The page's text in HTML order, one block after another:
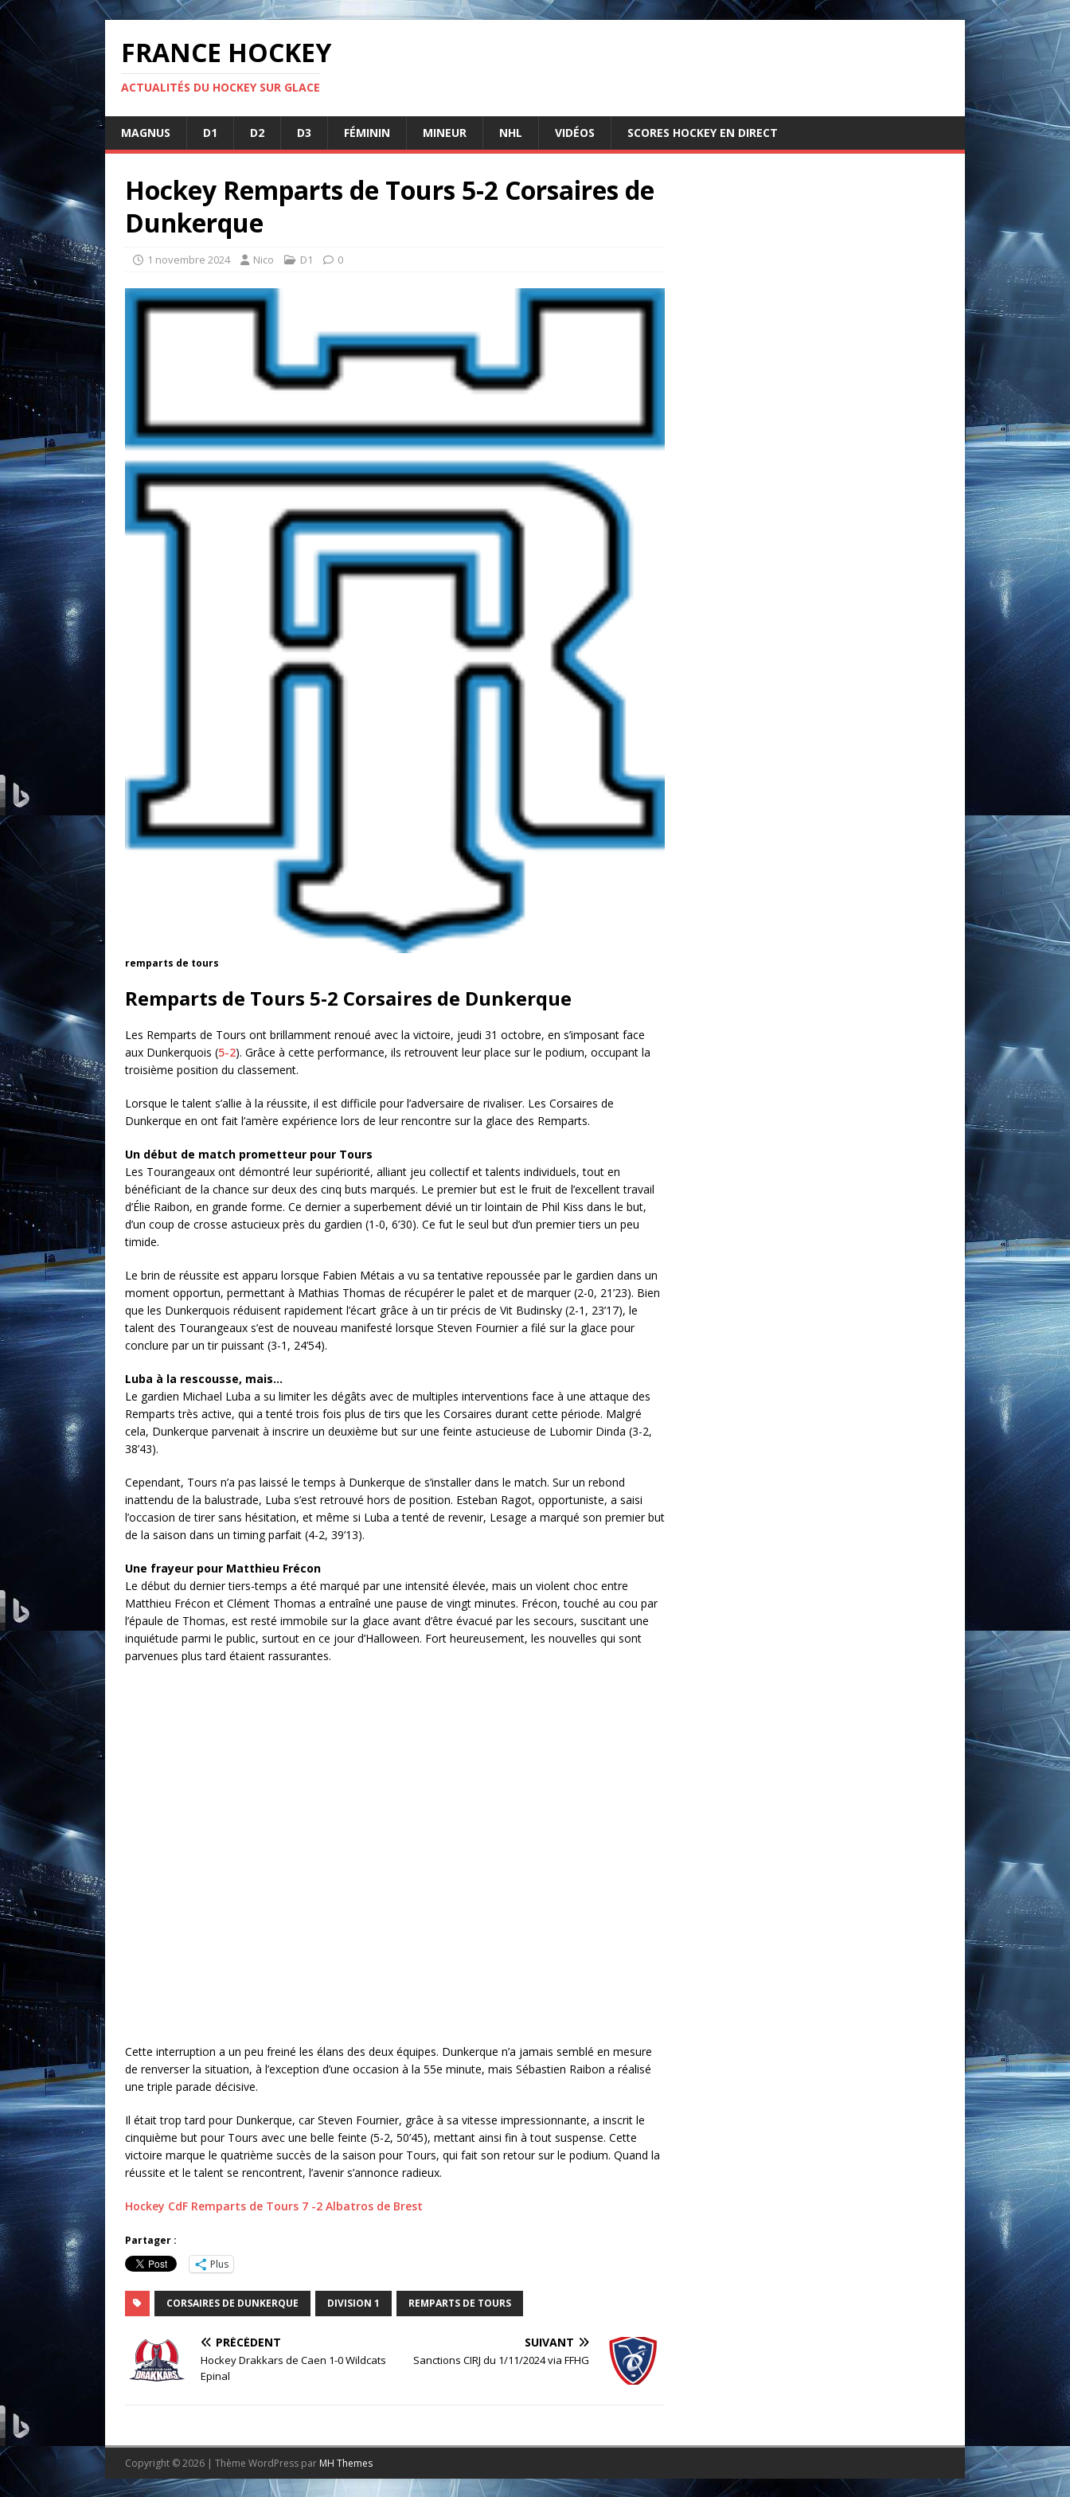
FRANCE HOCKEY
ACTUALITÉS DU HOCKEY SUR GLACE
MAGNUS D1 D2 D3 FÉMININ MINEUR NHL VIDÉOS SCORES HOCKEY EN DIRECT
Hockey Remparts de Tours 5-2 Corsaires de
Dunkerque
1 novembre 2024 Nico D1 0
remparts de tours
Remparts de Tours 5-2 Corsaires de Dunkerque
Les Remparts de Tours ont brillamment renoué avec la victoire, jeudi 31 octobre, en s’imposant face
aux Dunkerquois (5-2). Grâce à cette performance, ils retrouvent leur place sur le podium, occupant la
troisième position du classement.
Lorsque le talent s’allie à la réussite, il est difficile pour l’adversaire de rivaliser. Les Corsaires de
Dunkerque en ont fait l’amère expérience lors de leur rencontre sur la glace des Remparts.
Un début de match prometteur pour Tours
Les Tourangeaux ont démontré leur supériorité, alliant jeu collectif et talents individuels, tout en
bénéficiant de la chance sur deux des cinq buts marqués. Le premier but est le fruit de l’excellent travail
d’Élie Raibon, en grande forme. Ce dernier a superbement dévié un tir lointain de Phil Kiss dans le but,
d’un coup de crosse astucieux près du gardien (1-0, 6’30). Ce fut le seul but d’un premier tiers un peu
timide.
Le brin de réussite est apparu lorsque Fabien Métais a vu sa tentative repoussée par le gardien dans un
moment opportun, permettant à Mathias Thomas de récupérer le palet et de marquer (2-0, 21’23). Bien
que les Dunkerquois réduisent rapidement l’écart grâce à un tir précis de Vit Budinsky (2-1, 23’17), le
talent des Tourangeaux s’est de nouveau manifesté lorsque Steven Fournier a filé sur la glace pour
conclure par un tir puissant (3-1, 24’54).
Luba à la rescousse, mais…
Le gardien Michael Luba a su limiter les dégâts avec de multiples interventions face à une attaque des
Remparts très active, qui a tenté trois fois plus de tirs que les Corsaires durant cette période. Malgré
cela, Dunkerque parvenait à inscrire un deuxième but sur une feinte astucieuse de Lubomir Dinda (3-2,
38’43).
Cependant, Tours n’a pas laissé le temps à Dunkerque de s’installer dans le match. Sur un rebond
inattendu de la balustrade, Luba s’est retrouvé hors de position. Esteban Ragot, opportuniste, a saisi
l’occasion de tirer sans hésitation, et même si Luba a tenté de revenir, Lesage a marqué son premier but
de la saison dans un timing parfait (4-2, 39’13).
Une frayeur pour Matthieu Frécon
Le début du dernier tiers-temps a été marqué par une intensité élevée, mais un violent choc entre
Matthieu Frécon et Clément Thomas a entraîné une pause de vingt minutes. Frécon, touché au cou par
l’épaule de Thomas, est resté immobile sur la glace avant d’être évacué par les secours, suscitant une
inquiétude parmi le public, surtout en ce jour d’Halloween. Fort heureusement, les nouvelles qui sont
parvenues plus tard étaient rassurantes.
Cette interruption a un peu freiné les élans des deux équipes. Dunkerque n’a jamais semblé en mesure
de renverser la situation, à l’exception d’une occasion à la 55e minute, mais Sébastien Raibon a réalisé
une triple parade décisive.
Il était trop tard pour Dunkerque, car Steven Fournier, grâce à sa vitesse impressionnante, a inscrit le
cinquième but pour Tours avec une belle feinte (5-2, 50’45), mettant ainsi fin à tout suspense. Cette
victoire marque le quatrième succès de la saison pour Tours, qui fait son retour sur le podium. Quand la
réussite et le talent se rencontrent, l’avenir s’annonce radieux.
Hockey CdF Remparts de Tours 7 -2 Albatros de Brest
Partager :
Plus
CORSAIRES DE DUNKERQUE DIVISION 1 REMPARTS DE TOURS
PRÉCÉDENT
Hockey Drakkars de Caen 1-0 Wildcats
Epinal
SUIVANT
Sanctions CIRJ du 1/11/2024 via FFHG
Copyright © 2026 | Thème WordPress par MH Themes